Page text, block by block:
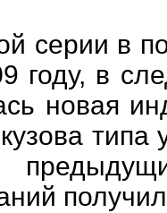
серии в
году, в
новая
типа